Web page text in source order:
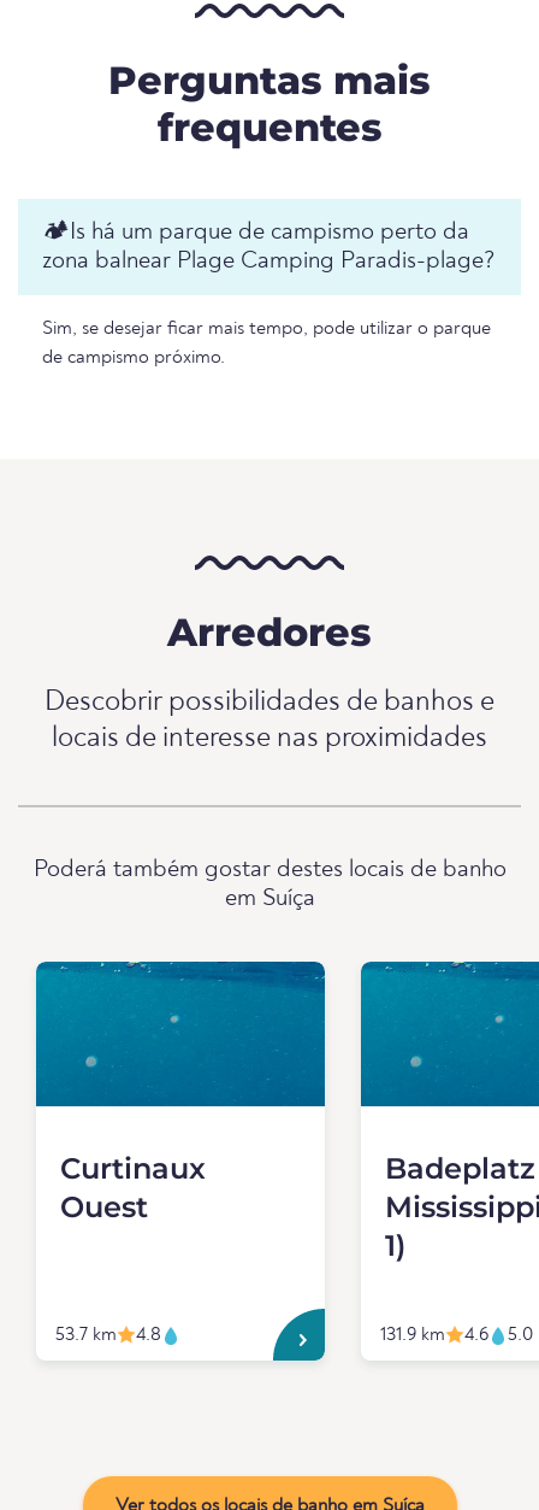
Perguntas mais
frequentes
🏕️️Is há um parque de campismo perto da
zona balnear Plage Camping Paradis-plage?
Sim, se desejar ficar mais tempo, pode utilizar o parque
de campismo próximo.
Arredores
Descobrir possibilidades de banhos e
locais de interesse nas proximidades
Poderá também gostar destes locais de banho
em Suíça
Curtinaux
Ouest
53.7 km 4.8
Badeplatz
1)
131.9 km 4.6 5.0